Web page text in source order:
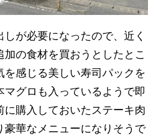
が必要になったので、近く
の食材を買おうとしたとこ
を感じる美しい寿司パックを
グロも入っているようで即
購入しておいたステーキ肉
豪華なメニューになりそうで